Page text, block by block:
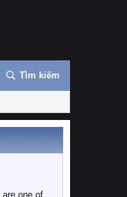
Tìm kiếm
are one of